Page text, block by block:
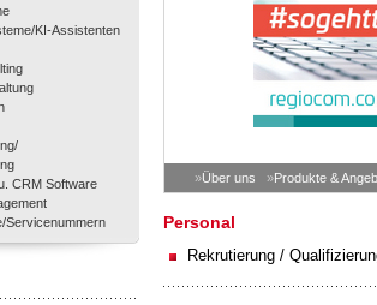
KI-Assistenten
CRM Software
Servicenummern
»Über uns »Produkte &
Personal
Rekrutierung /